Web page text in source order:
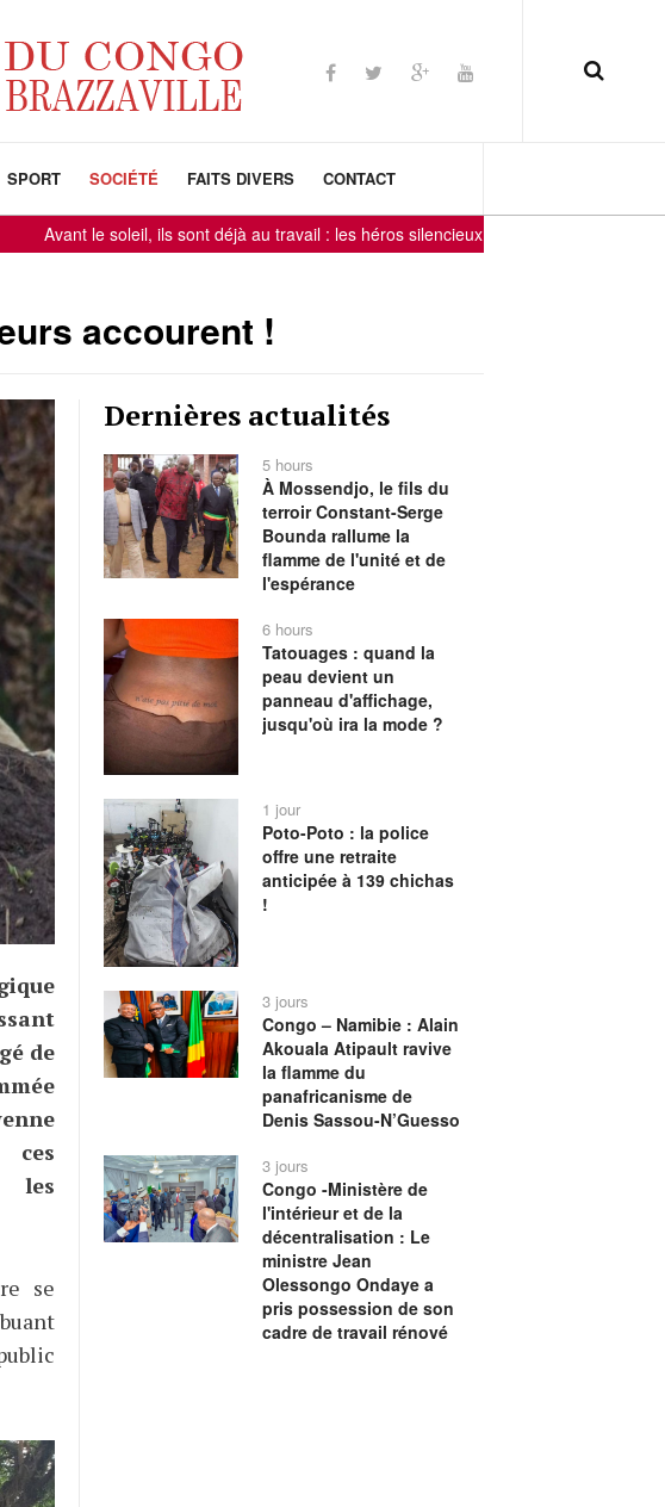
SPORT SOCIÉTÉ FAITS DIVERS CONTACT
le soleil, ils sont déjà au travail : les héros silencieux de Djéno et Loango
accourent !
de
les
se
Dernières actualités
5 hours
À Mossendjo, le fils du
terroir Constant-Serge
Bounda rallume la
flamme de l'unité et de
l'espérance
6 hours
Tatouages : quand la
peau devient un
panneau d'affichage,
jusqu'où ira la mode ?
1 jour
Poto-Poto : la police
offre une retraite
anticipée à 139 chichas
!
3 jours
Congo – Namibie : Alain
Akouala Atipault ravive
la flamme du
panafricanisme de
Denis Sassou-N’Guesso
3 jours
Congo -Ministère de
l'intérieur et de la
décentralisation : Le
ministre Jean
Olessongo Ondaye a
pris possession de son
cadre de travail rénové